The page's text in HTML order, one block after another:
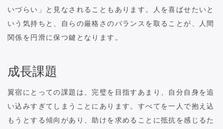
いづらい」と見なされることもあります。人を喜ばせたいと
いう気持ちと、自らの厳格さのバランスを取ることが、人間
関係を円滑に保つ鍵となります。
成長課題
翼宿にとっての課題は、完璧を目指すあまり、自分自身を追
い込みすぎてしまうことにあります。すべてを一人で抱え込
もうとする傾向があり、助けを求めることに抵抗を感じるた